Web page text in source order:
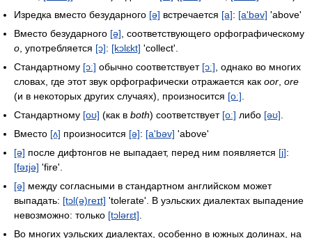
Изредка вместо безударного [ə] встречается [a]: [a'bəv] 'above'
Вместо безударного [ə] , соответствующего орфографическому
o , употребляется [ɔ]: [kɔlɛkt] 'collect'.
Стандартному [ɔː] обычно соответствует [ɔː] , однако во многих
словах, где этот звук орфографически отражается как oor ore
(и в некоторых других случаях), произносится [oː]
Стандартному [oʊ] (как в both) соответствует [oː] либо [əʊ]
Вместо [ʌ] произносится [ə]: [a'bəv] 'above'
[ə] после дифтонгов не выпадает, перед ним появляется [j]:
[fəɪjə] 'fire'.
[ə] между согласными в стандартном английском может
выпадать: [tɔl(ə)reɪt] 'tolerate'. В уэльских диалектах выпадение
невозможно: только [tɔlərɛt]
Во многих уэльских диалектах, особенно в южных долинах, на